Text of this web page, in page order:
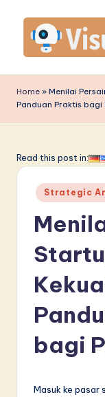
content
is
u
li
A
Home » Menilai
Panduan Praktis bagi
Read this post in:
Posted
in
Strategic
bagi
Masuk ke pasar